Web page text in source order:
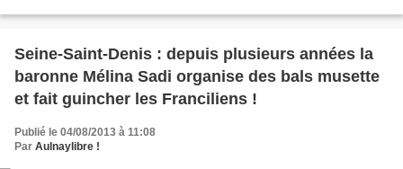
Seine-Saint-Denis : depuis plusieurs années la
baronne Mélina Sadi organise des bals musette
et fait guincher les Franciliens !
Publié le 04/08/2013 à 11:08
Par Aulnaylibre !